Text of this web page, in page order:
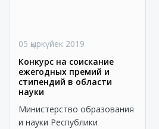
05 қыркүйек 2019
Конкурс на соискание
ежегодных премий и
стипендий в области
науки
Министерство образования
и науки Республики